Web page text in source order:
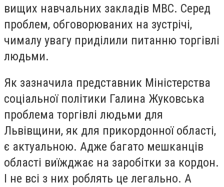
вищих навчальних закладів МВС. Серед
проблем, обговорюваних на зустрічі,
чималу увагу приділили питанню торгівлі
людьми.
Як зазначила представник Міністерства
соціальної політики Галина Жуковська
проблема торгівлі людьми для
Львівщини, як для прикордонної області,
є актуальною. Адже багато мешканців
області виїжджає на заробітки за кордон.
І не всі з них роблять це легально. А